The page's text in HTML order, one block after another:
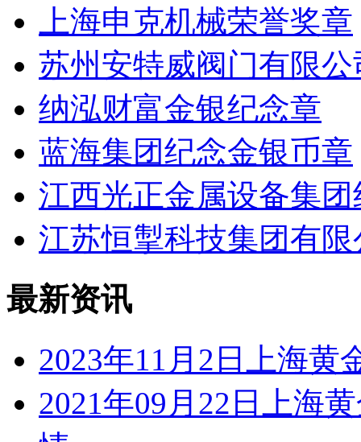
上海申克机械荣誉奖章
苏州安特威阀门有限
纳泓财富金银纪念章
蓝海集团纪念金银币章
江西光正金属设备集
江苏恒掣科技集团有
最新资讯
2023年11月2日上海黄
2021年09月22日上海